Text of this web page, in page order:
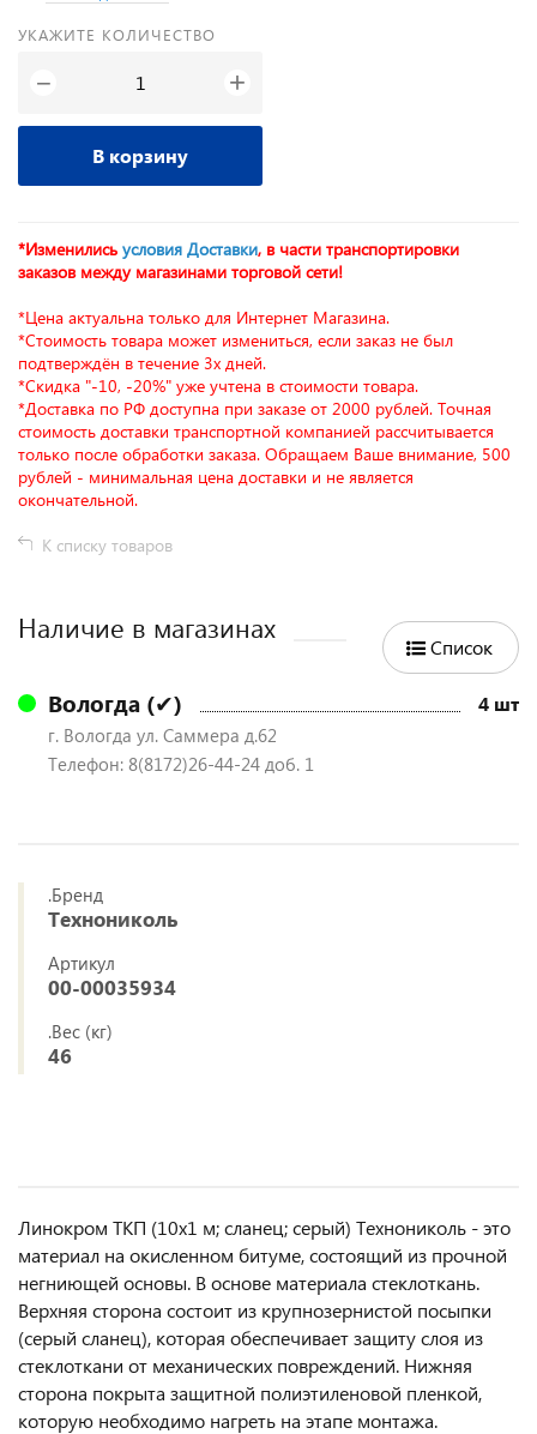
УКАЖИТЕ КОЛИЧЕСТВО
− +
В корзину
*Изменились условия Доставки, в части транспортировки
заказов между магазинами торговой сети!
*Цена актуальна только для Интернет Магазина.
*Стоимость товара может измениться, если заказ не был
подтверждён в течение 3х дней.
*Скидка "-10, -20%" уже учтена в стоимости товара.
*Доставка по РФ доступна при заказе от 2000 рублей. Точная
стоимость доставки транспортной компанией рассчитывается
только после обработки заказа. Обращаем Ваше внимание, 500
рублей - минимальная цена доставки и не является
окончательной.
К списку товаров
Наличие в магазинах
Список
Вологда (✔) 4 шт
г. Вологда ул. Саммера д.62
Телефон: 8(8172)26-44-24 доб. 1
.Бренд
Технониколь
Артикул
00-00035934
.Вес (кг)
46
Линокром ТКП (10х1 м; сланец; серый) Технониколь - это
материал на окисленном битуме, состоящий из прочной
негниющей основы. В основе материала стеклоткань.
Верхняя сторона состоит из крупнозернистой посыпки
(серый сланец), которая обеспечивает защиту слоя из
стеклоткани от механических повреждений. Нижняя
сторона покрыта защитной полиэтиленовой пленкой,
которую необходимо нагреть на этапе монтажа.